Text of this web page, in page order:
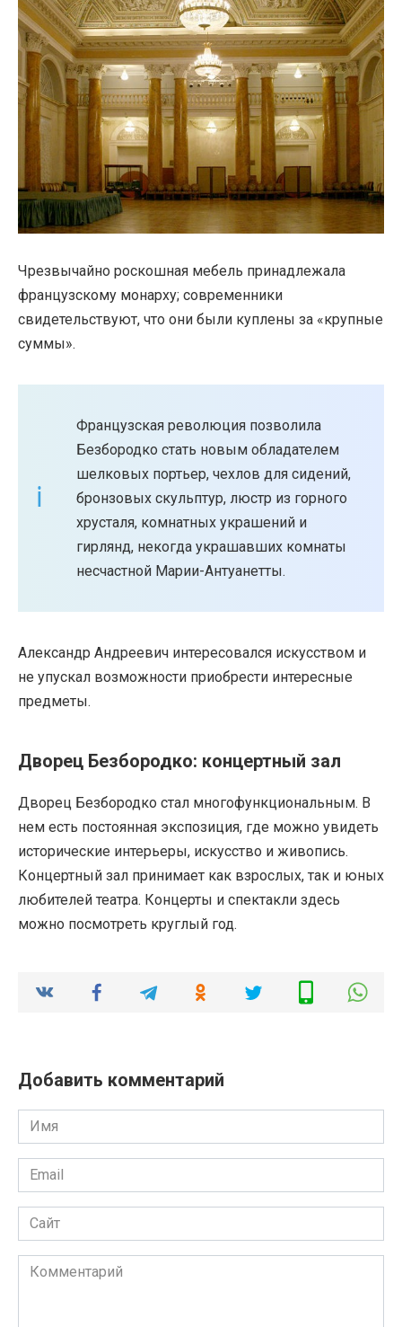
Чрезвычайно роскошная мебель принадлежала
французскому монарху; современники
свидетельствуют, что они были куплены за «крупные
суммы».
Французская революция позволила
Безбородко стать новым обладателем
шелковых портьер, чехлов для сидений,
бронзовых скульптур, люстр из горного
хрусталя, комнатных украшений и
гирлянд, некогда украшавших комнаты
несчастной Марии-Антуанетты.
Александр Андреевич интересовался искусством и
не упускал возможности приобрести интересные
предметы.
Дворец Безбородко: концертный зал
Дворец Безбородко стал многофункциональным. В
нем есть постоянная экспозиция, где можно увидеть
исторические интерьеры, искусство и живопись.
Концертный зал принимает как взрослых, так и юных
любителей театра. Концерты и спектакли здесь
можно посмотреть круглый год.
Добавить комментарий
Имя
*
Email
*
Сайт
Комментарий